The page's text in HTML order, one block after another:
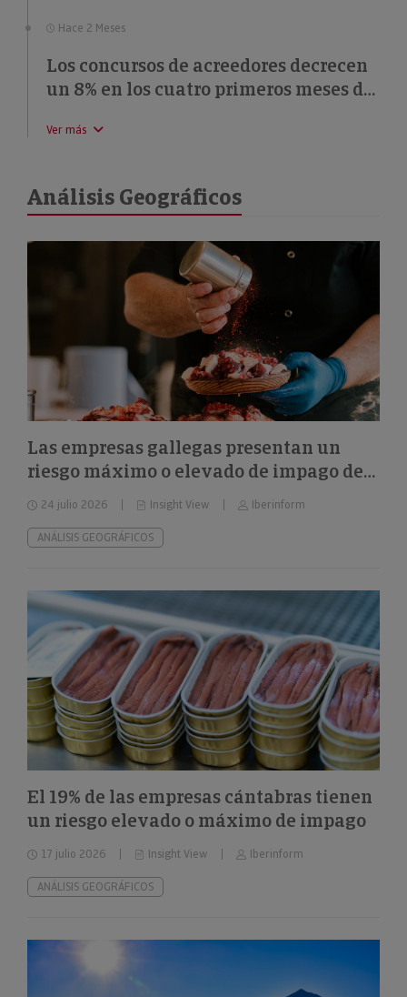
Hace 2 Meses
Los concursos de acreedores decrecen
un 8% en los cuatro primeros meses de
Ver más
Análisis Geográficos
Las empresas gallegas presentan un
riesgo máximo o elevado de impago del
24%
24 julio 2026 Insight View Iberinform
ANÁLISIS GEOGRÁFICOS
El 19% de las empresas cántabras tienen
un riesgo elevado o máximo de impago
17 julio 2026 Insight View Iberinform
ANÁLISIS GEOGRÁFICOS